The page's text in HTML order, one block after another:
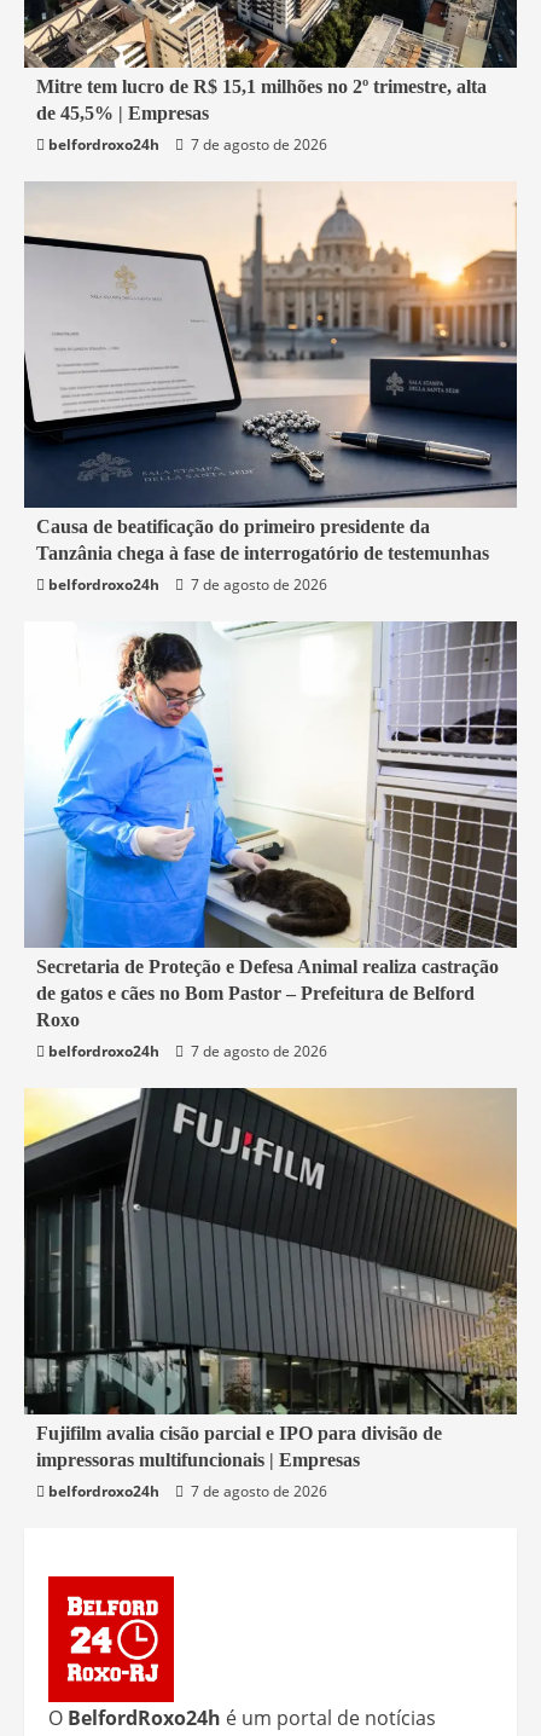
1 min read
Economia
Mitre tem lucro de R$ 15,1 milhões no 2º trimestre, alta
de 45,5% | Empresas
belfordroxo24h
7 de agosto de 2026
4 min read
Mundo
Causa de beatificação do primeiro presidente da
Tanzânia chega à fase de interrogatório de testemunhas
belfordroxo24h
7 de agosto de 2026
2 min read
Belford Roxo
Secretaria de Proteção e Defesa Animal realiza castração
de gatos e cães no Bom Pastor – Prefeitura de Belford
Roxo
belfordroxo24h
7 de agosto de 2026
2 min read
Economia
Fujifilm avalia cisão parcial e IPO para divisão de
impressoras multifuncionais | Empresas
belfordroxo24h
7 de agosto de 2026
O BelfordRoxo24h é um portal de notícias